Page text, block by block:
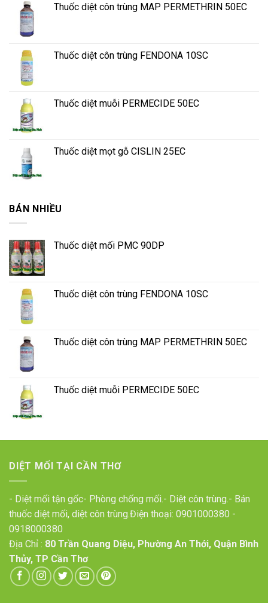
Thuốc diệt côn trùng MAP PERMETHRIN 50EC
Thuốc diệt côn trùng FENDONA 10SC
Thuốc diệt muỗi PERMECIDE 50EC
Thuốc diệt mọt gỗ CISLIN 25EC
BÁN NHIỀU
Thuốc diệt mối PMC 90DP
Thuốc diệt côn trùng FENDONA 10SC
Thuốc diệt côn trùng MAP PERMETHRIN 50EC
Thuốc diệt muỗi PERMECIDE 50EC
DIỆT MỐI TẠI CẦN THƠ
- Diệt mối tận gốc- Phòng chống mối.- Diệt côn trùng.- Bán
thuốc diệt mối, diệt côn trùng.Điện thoại: 0901000380 -
0918000380
Địa Chỉ : 80 Trần Quang Diệu, Phường An Thới, Quận Bình
Thủy, TP Cần Thơ